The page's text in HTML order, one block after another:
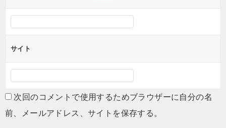
サイト
次回のコメントで使用するためブラウザーに自分の名
前、メールアドレス、サイトを保存する。